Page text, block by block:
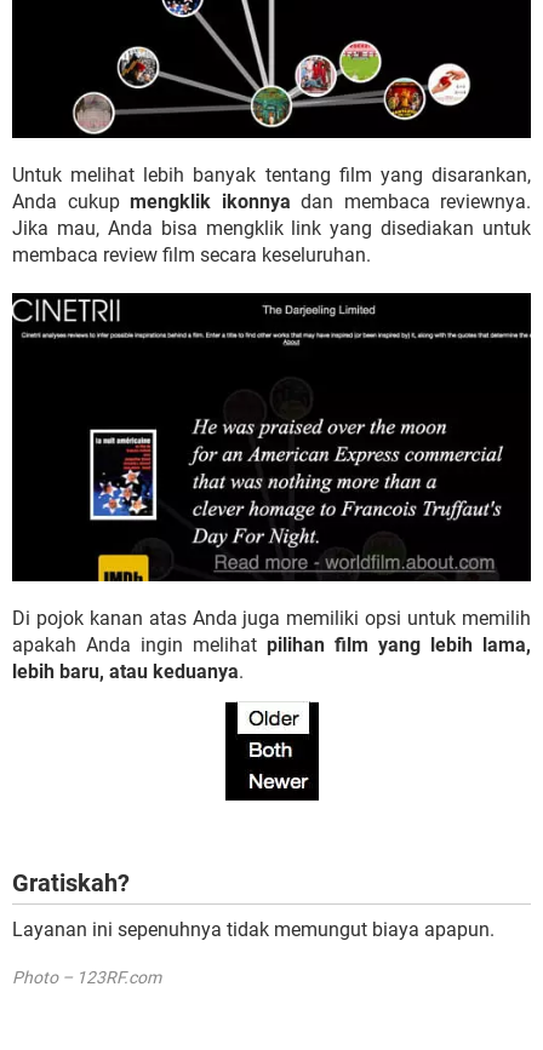
Untuk melihat lebih banyak tentang film yang disarankan,
Anda cukup mengklik ikonnya dan membaca reviewnya.
Jika mau, Anda bisa mengklik link yang disediakan untuk
membaca review film secara keseluruhan.
Di pojok kanan atas Anda juga memiliki opsi untuk memilih
apakah Anda ingin melihat pilihan film yang lebih lama,
lebih baru, atau keduanya.
Gratiskah?
Layanan ini sepenuhnya tidak memungut biaya apapun.
Photo – 123RF.com